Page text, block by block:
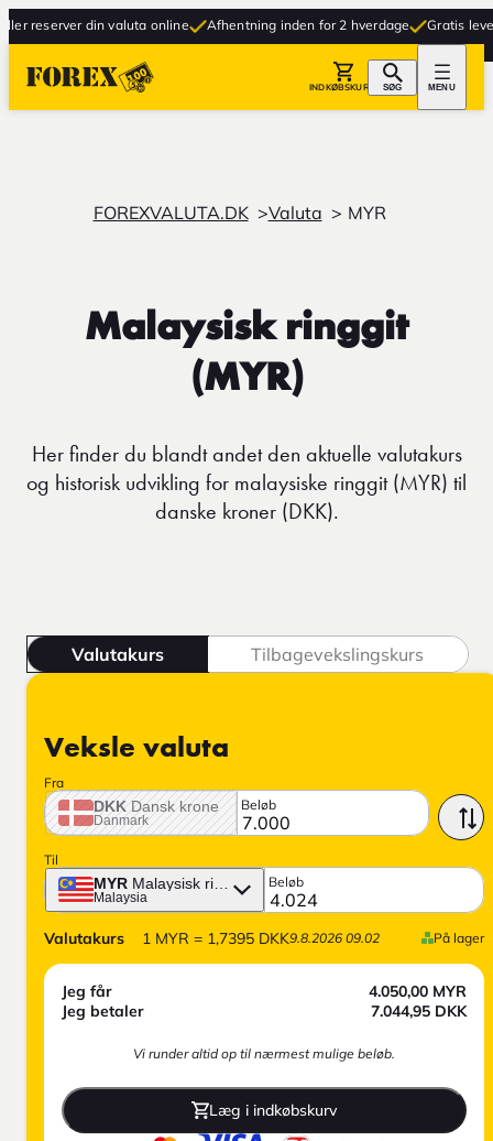
reserver din valuta online Afhentning inden for 2 hverdage Gratis
INDKØBSKURV SØG MENU
FOREXVALUTA.DK Valuta MYR
Malaysisk ringgit
(MYR)
Her finder du blandt andet den aktuelle valutakurs
og historisk udvikling for malaysiske ringgit (MYR) til
danske kroner (DKK).
Valutakurs Tilbagevekslingskurs
Veksle valuta
Fra
DKK Dansk krone
Danmark
Beløb
Til
MYR Malaysisk ringgit
Malaysia
Beløb
Valutakurs 1 MYR = 1,7395 DKK9.8.2026 09.02 På lager
Jeg får 4.050,00 MYR
Jeg betaler
7.044,95 DKK
Vi runder altid op til nærmest mulige beløb.
Læg i indkøbskurv